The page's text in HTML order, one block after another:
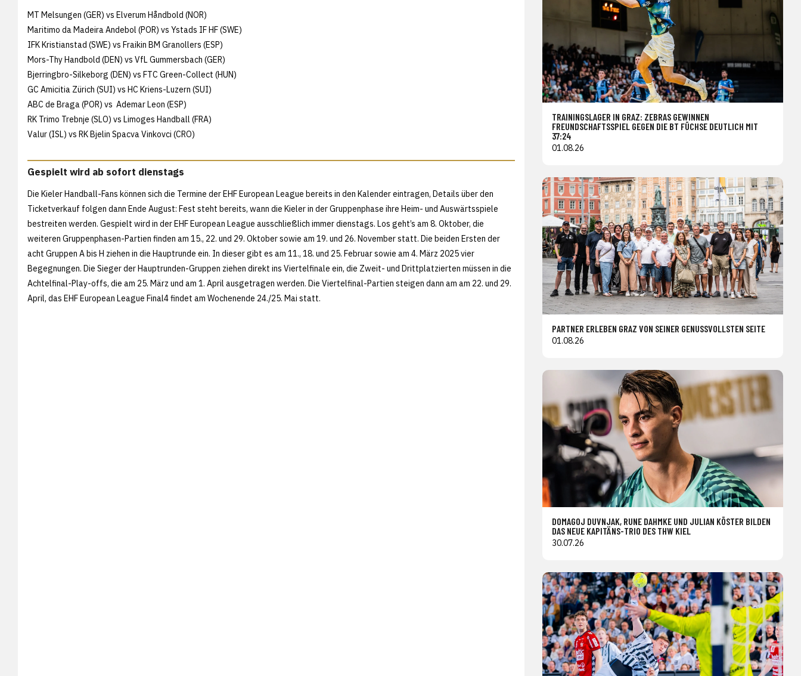
MT Melsungen (GER) vs Elverum Håndbold (NOR)
Maritimo da Madeira Andebol (POR) vs Ystads IF HF (SWE)
IFK Kristianstad (SWE) vs Fraikin BM Granollers (ESP)
Mors-Thy Handbold (DEN) vs VfL Gummersbach (GER)
Bjerringbro-Silkeborg (DEN) vs FTC Green-Collect (HUN)
GC Amicitia Zürich (SUI) vs HC Kriens-Luzern (SUI)
ABC de Braga (POR) vs Ademar Leon (ESP)
RK Trimo Trebnje (SLO) vs Limoges Handball (FRA)
Valur (ISL) vs RK Bjelin Spacva Vinkovci (CRO)
Gespielt wird ab sofort dienstags
Die Kieler Handball-Fans können sich die Termine der EHF European League bereits in den Kalender eintragen, Details über den
Ticketverkauf folgen dann Ende August: Fest steht bereits, wann die Kieler in der Gruppenphase ihre Heim- und Auswärtsspiele
bestreiten werden. Gespielt wird in der EHF European League ausschließlich immer dienstags. Los geht’s am 8. Oktober, die
weiteren Gruppenphasen-Partien finden am 15., 22. und 29. Oktober sowie am 19. und 26. November statt. Die beiden Ersten der
acht Gruppen A bis H ziehen in die Hauptrunde ein. In dieser gibt es am 11., 18. und 25. Februar sowie am 4. März 2025 vier
Begegnungen. Die Sieger der Hauptrunden-Gruppen ziehen direkt ins Viertelfinale ein, die Zweit- und Drittplatzierten müssen in die
Achtelfinal-Play-offs, die am 25. März und am 1. April ausgetragen werden. Die Viertelfinal-Partien steigen dann am am 22. und 29.
April, das EHF European League Final4 findet am Wochenende 24./25. Mai statt.
TRAININGSLAGER IN GRAZ: ZEBRAS GEWINNEN
FREUNDSCHAFTSSPIEL GEGEN DIE BT FÜCHSE DEUTLICH MIT
37:24
01.08.26
PARTNER ERLEBEN GRAZ VON SEINER GENUSSVOLLSTEN SEITE
01.08.26
DOMAGOJ DUVNJAK, RUNE DAHMKE UND JULIAN KÖSTER BILDEN
DAS NEUE KAPITÄNS-TRIO DES THW KIEL
30.07.26